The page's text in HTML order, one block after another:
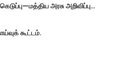
அரசு அறிவிப்பு…
கூட்டம்.